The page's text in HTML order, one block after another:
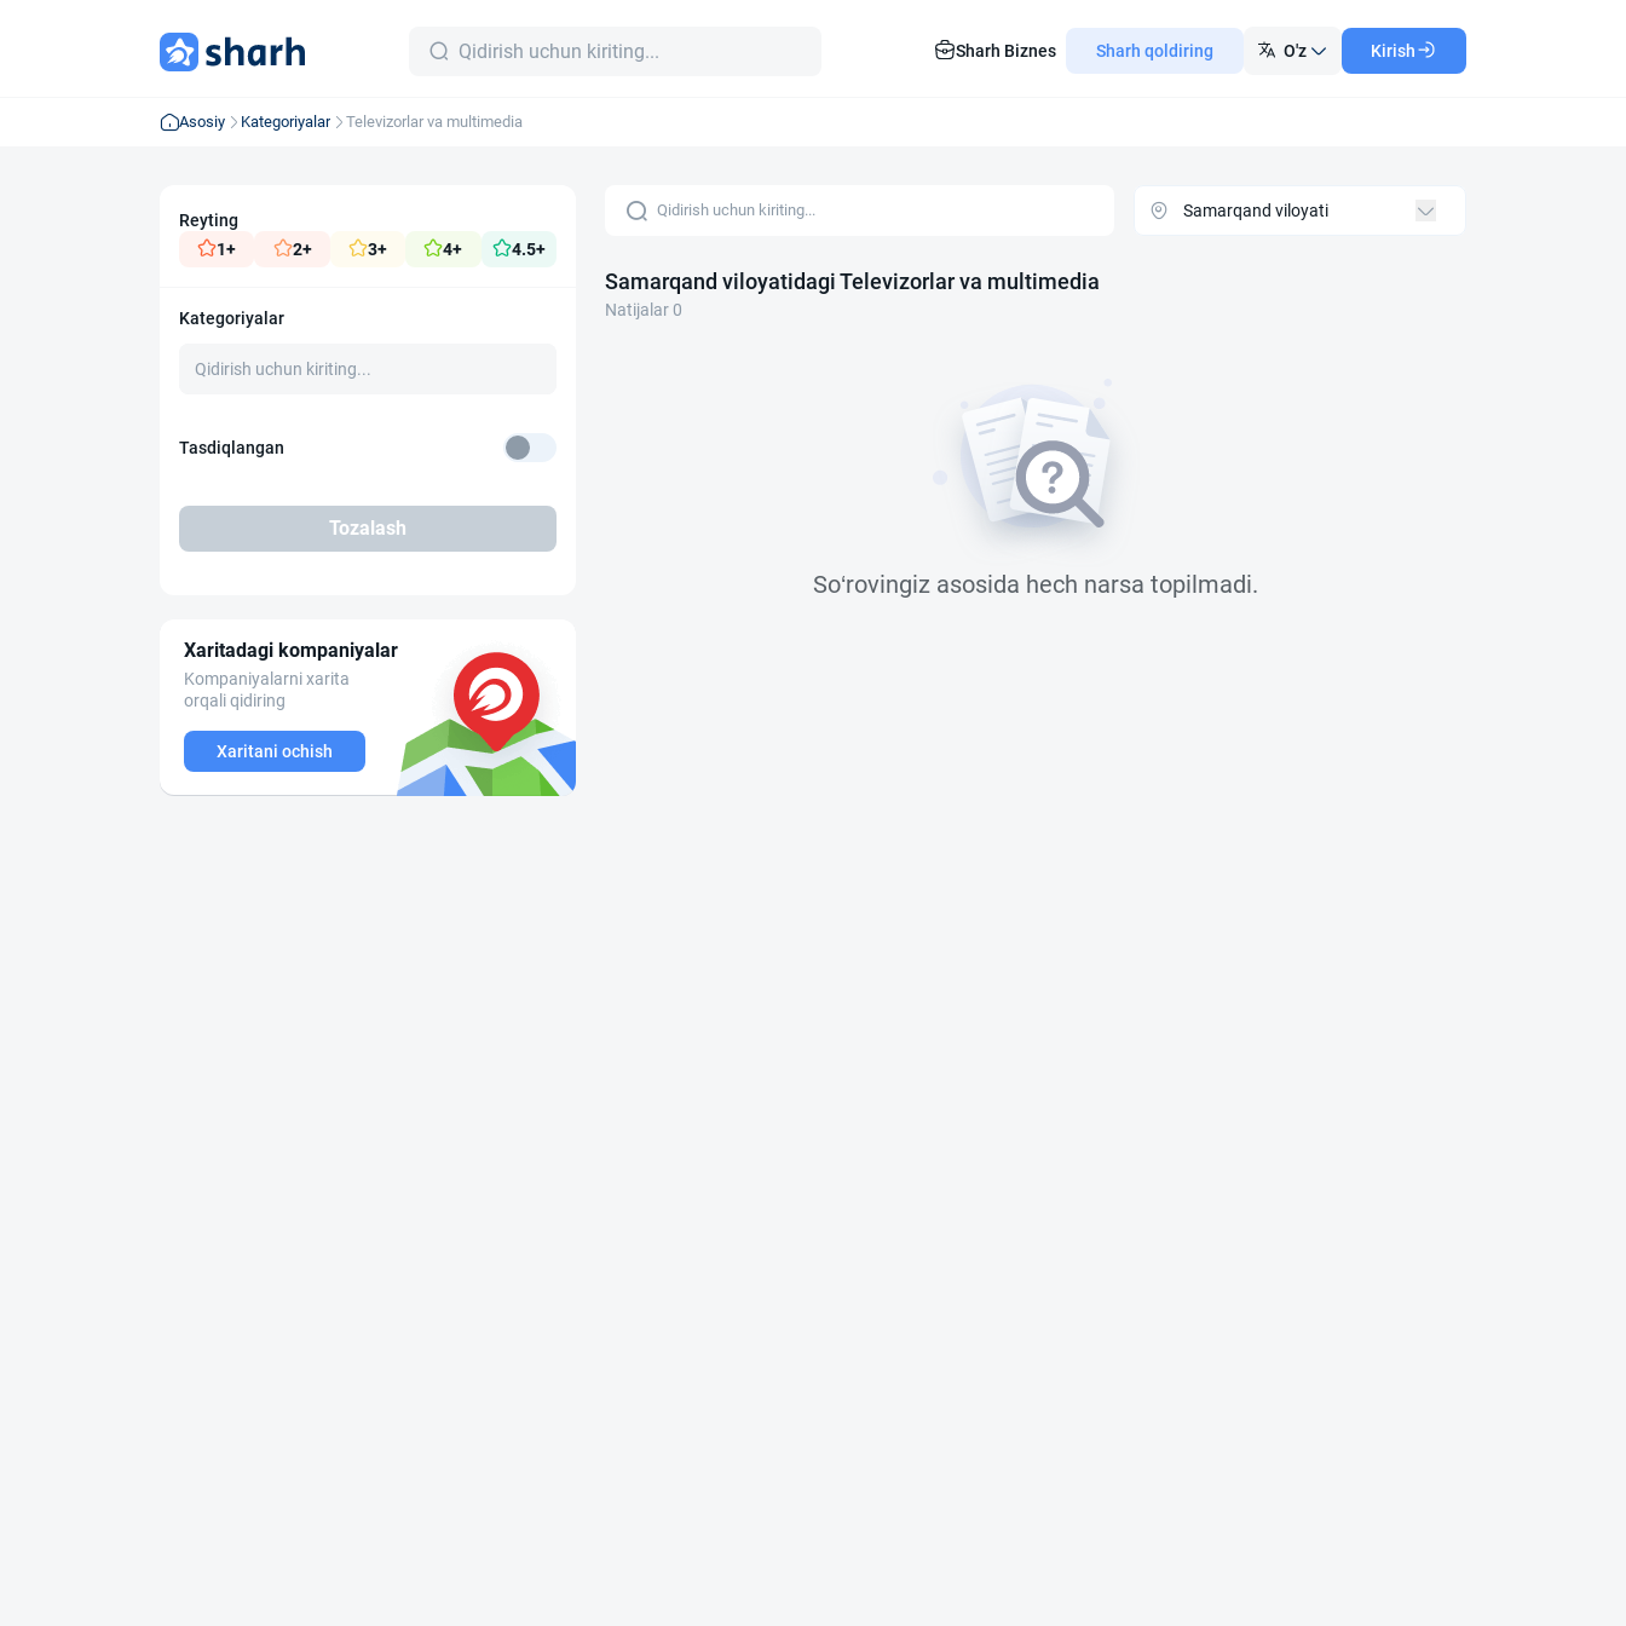
Sharh Biznes Sharh qoldiring O'z Kirish
Asosiy Kategoriyalar Televizorlar va multimedia
Reyting
1+
2+ 3+ 4+ 4.5+
Kategoriyalar
Tasdiqlangan
Tozalash
Xaritadagi kompaniyalar
Kompaniyalarni xarita
orqali qidiring
Xaritani ochish
Samarqand viloyatidagi Televizorlar va multimedia
Natijalar 0
So‘rovingiz asosida hech narsa topilmadi.